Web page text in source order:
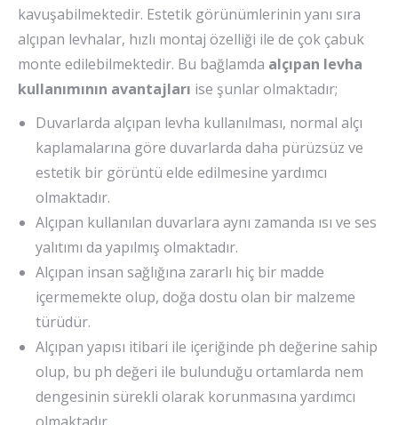
kavuşabilmektedir. Estetik görünümlerinin yanı sıra
alçıpan levhalar, hızlı montaj özelliği ile de çok çabuk
monte edilebilmektedir. Bu bağlamda alçıpan levha
kullanımının avantajları ise şunlar olmaktadır;
Duvarlarda alçıpan levha kullanılması, normal alçı
kaplamalarına göre duvarlarda daha pürüzsüz ve
estetik bir görüntü elde edilmesine yardımcı
olmaktadır.
Alçıpan kullanılan duvarlara aynı zamanda ısı ve ses
yalıtımı da yapılmış olmaktadır.
Alçıpan insan sağlığına zararlı hiç bir madde
içermemekte olup, doğa dostu olan bir malzeme
türüdür.
Alçıpan yapısı itibari ile içeriğinde ph değerine sahip
olup, bu ph değeri ile bulunduğu ortamlarda nem
dengesinin sürekli olarak korunmasına yardımcı